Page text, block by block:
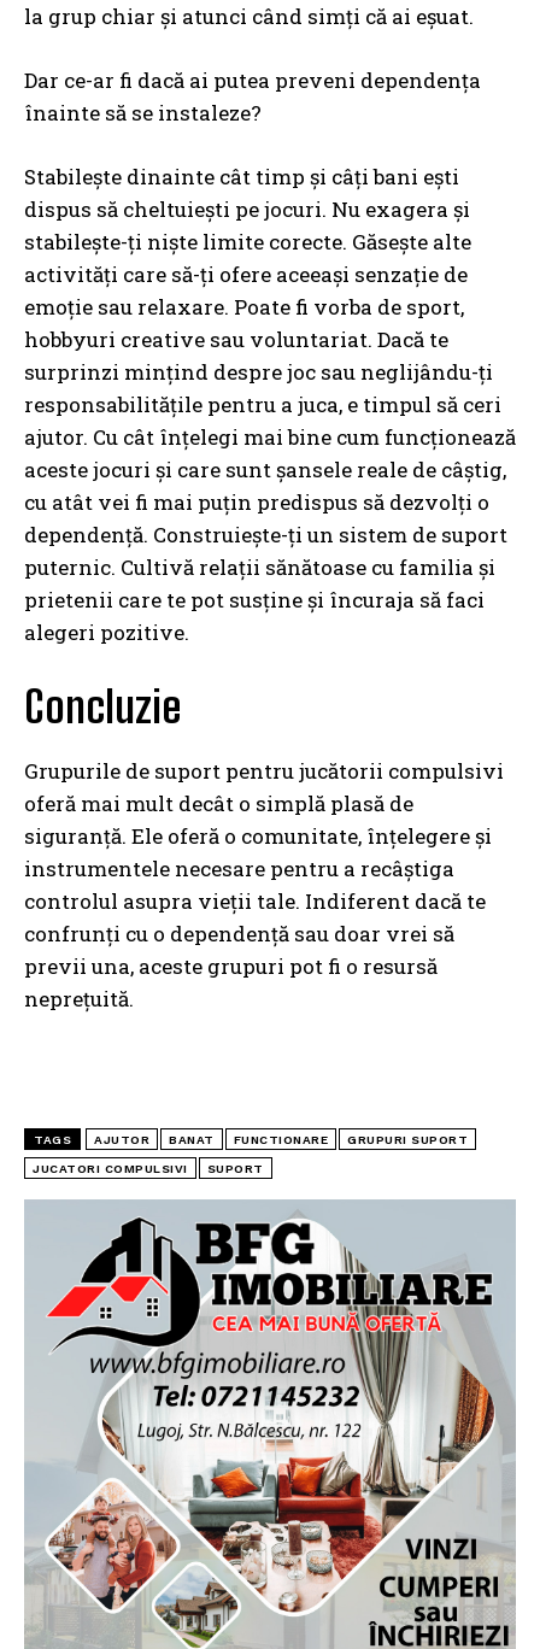
la grup chiar și atunci când simți că ai eșuat.
Dar ce-ar fi dacă ai putea preveni dependența
înainte să se instaleze?
Stabilește dinainte cât timp și câți bani ești
dispus să cheltuiești pe jocuri. Nu exagera și
stabilește-ți niște limite corecte. Găsește alte
activități care să-ți ofere aceeași senzație de
emoție sau relaxare. Poate fi vorba de sport,
hobbyuri creative sau voluntariat. Dacă te
surprinzi mințind despre joc sau neglijându-ți
responsabilitățile pentru a juca, e timpul să ceri
ajutor. Cu cât înțelegi mai bine cum funcționează
aceste jocuri și care sunt șansele reale de câștig,
cu atât vei fi mai puțin predispus să dezvolți o
dependență. Construiește-ți un sistem de suport
puternic. Cultivă relații sănătoase cu familia și
prietenii care te pot susține și încuraja să faci
alegeri pozitive.
Concluzie
Grupurile de suport pentru jucătorii compulsivi
oferă mai mult decât o simplă plasă de
siguranță. Ele oferă o comunitate, înțelegere și
instrumentele necesare pentru a recâștiga
controlul asupra vieții tale. Indiferent dacă te
confrunți cu o dependență sau doar vrei să
previi una, aceste grupuri pot fi o resursă
neprețuită.
TAGS AJUTOR BANAT FUNCTIONARE GRUPURI SUPORT
JUCATORI COMPULSIVI SUPORT